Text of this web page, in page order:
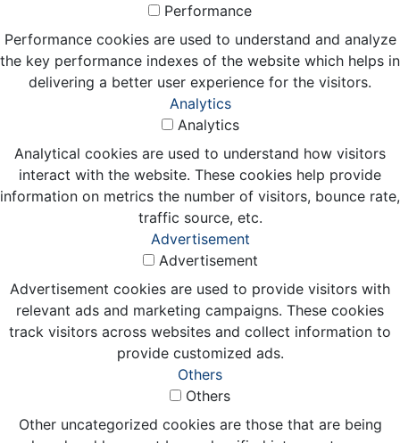
Performance
Performance cookies are used to understand and analyze
the key performance indexes of the website which helps in
delivering a better user experience for the visitors.
Analytics
Analytics
Analytical cookies are used to understand how visitors
interact with the website. These cookies help provide
information on metrics the number of visitors, bounce rate,
traffic source, etc.
Advertisement
Advertisement
Advertisement cookies are used to provide visitors with
relevant ads and marketing campaigns. These cookies
track visitors across websites and collect information to
provide customized ads.
Others
Others
Other uncategorized cookies are those that are being